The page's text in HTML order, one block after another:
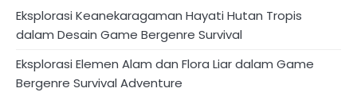
Eksplorasi Keanekaragaman Hayati Hutan Tropis
dalam Desain Game Bergenre Survival
Eksplorasi Elemen Alam dan Flora Liar dalam Game
Bergenre Survival Adventure